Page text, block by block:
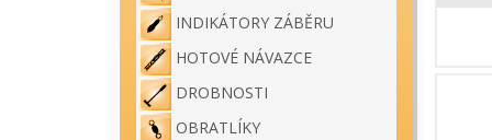
INDIKÁTORY ZÁBĚRU
HOTOVÉ NÁVAZCE
DROBNOSTI
OBRATLÍKY